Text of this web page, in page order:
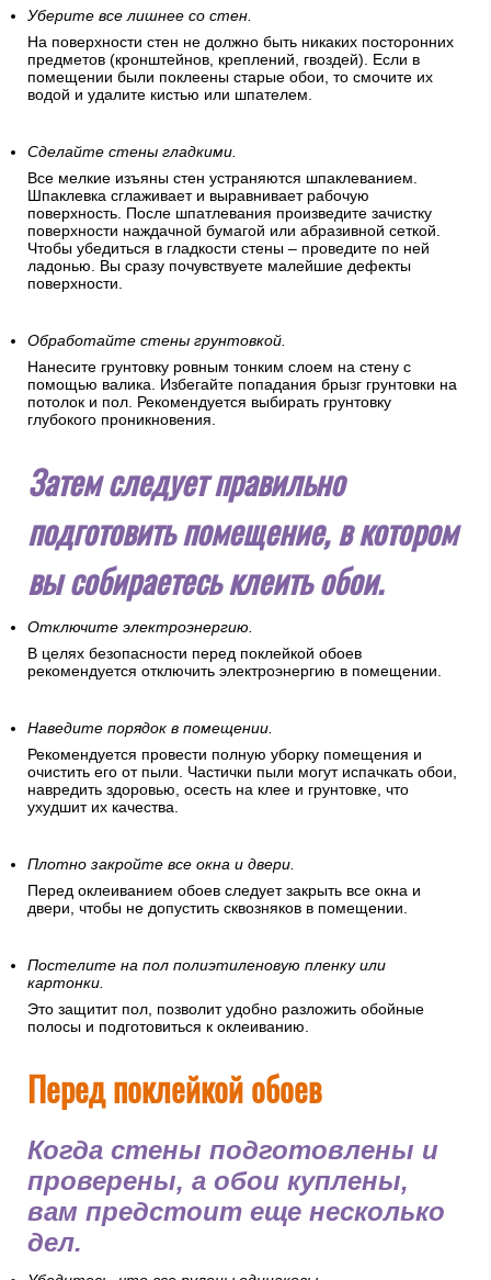
проведите антигрибковую обработку.
Уберите все лишнее со стен.
На поверхности стен не должно быть никаких посторонних
водой и удалите кистью или шпателем.
Сделайте стены гладкими.
Все мелкие изъяны стен устраняются шпаклеванием.
Шпаклевка сглаживает и выравнивает рабочую
поверхность. После шпатлевания произведите зачистку
поверхности наждачной бумагой или абразивной сеткой.
поверхности.
Обработайте стены грунтовкой.
Нанесите грунтовку ровным тонким слоем на стену с
глубокого проникновения.
Затем следует правильно
подготовить помещение, в котором
вы собираетесь клеить обои.
рекомендуется отключить электроэнергию в помещении.
Наведите порядок в помещении.
Рекомендуется провести полную уборку помещения и
ухудшит их качества.
двери, чтобы не допустить сквозняков в помещении.
Постелите на пол полиэтиленовую пленку или
Это защитит пол, позволит удобно разложить обойные
полосы и подготовиться к оклеиванию.
Перед поклейкой обоев
Когда стены подготовлены и
проверены, а обои куплены,
вам предстоит еще несколько